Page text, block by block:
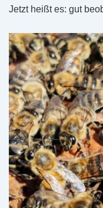
Jetzt heißt es: gut